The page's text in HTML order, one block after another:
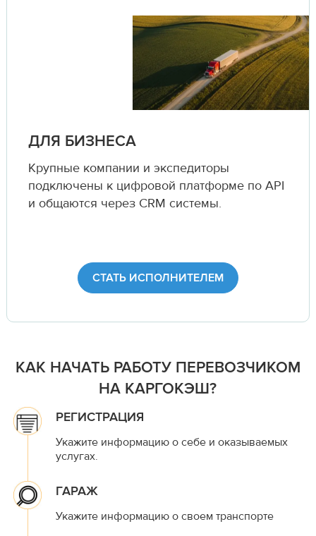
ДЛЯ БИЗНЕСА
Крупные компании и экспедиторы
подключены к цифровой платформе по API
и общаются через CRM системы.
СТАТЬ ИСПОЛНИТЕЛЕМ
КАК НАЧАТЬ РАБОТУ ПЕРЕВОЗЧИКОМ
НА КАРГОКЭШ?
РЕГИСТРАЦИЯ
Укажите информацию о себе и оказываемых
услугах.
ГАРАЖ
Укажите информацию о своем транспорте